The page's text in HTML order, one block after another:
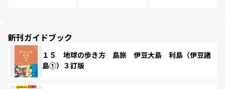
新刊ガイドブック
１５ 地球の歩き方 島旅 伊豆大島 利島（伊豆諸
島①）３訂版